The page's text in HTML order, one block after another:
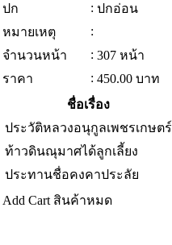
ปก
: ปกอ่อน
หมายเหตุ
:
จำนวนหน้า
: 307 หน้า
ราคา
: 450.00 บาท
ชื่อเรื่อง
ประวัติหลวงอนุกูลเพชรเกษตร์
ท้าวดินณุมาศได้ลูกเลี้ยง
ประทานชื่อคงคาประลัย
Add Cart สินค้าหมด